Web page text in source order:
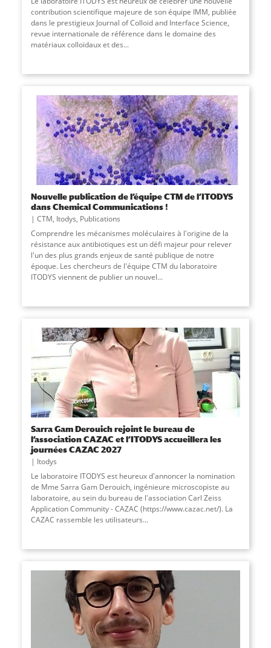
contribution scientifique majeure de son équipe IMM, publiée
dans le prestigieux Journal of Colloid and Interface Science,
revue internationale de référence dans le domaine des
matériaux colloïdaux et des...
Nouvelle publication de l’équipe CTM de l’ITODYS
dans Chemical Communications !
CTM, Itodys, Publications
Comprendre les mécanismes moléculaires à l'origine de la
résistance aux antibiotiques est un défi majeur pour relever
l'un des plus grands enjeux de santé publique de notre
époque. Les chercheurs de l'équipe CTM du laboratoire
ITODYS viennent de publier un nouvel...
Sarra Gam Derouich rejoint le bureau de
l’association CAZAC et l’ITODYS accueillera les
journées CAZAC 2027
Itodys
Le laboratoire ITODYS est heureux d'annoncer la nomination
de Mme Sarra Gam Derouich, ingénieure microscopiste au
laboratoire, au sein du bureau de l'association Carl Zeiss
Application Community - CAZAC (https://www.cazac.net/). La
CAZAC rassemble les utilisateurs...